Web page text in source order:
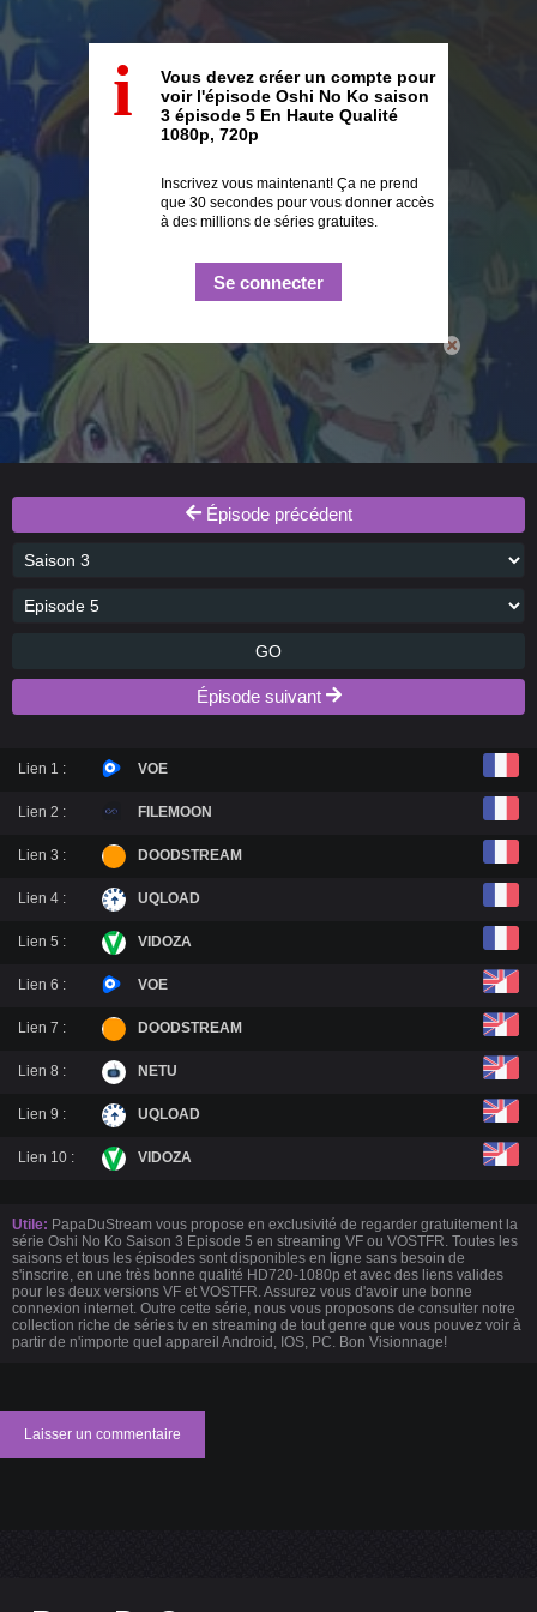
i
Vous devez créer un compte pour
voir l'épisode Oshi No Ko saison
3 épisode 5 En Haute Qualité
1080p, 720p
Inscrivez vous maintenant! Ça ne prend
que 30 secondes pour vous donner accès
à des millions de séries gratuites.
Se connecter
Épisode précédent
GO
Épisode suivant
Lien 1 : VOE
Lien 2 : FILEMOON
Lien 3 : DOODSTREAM
Lien 4 : UQLOAD
Lien 5 : VIDOZA
Lien 6 : VOE
Lien 7 : DOODSTREAM
Lien 8 : NETU
Lien 9 : UQLOAD
Lien 10 : VIDOZA
Utile: PapaDuStream vous propose en exclusivité de regarder gratuitement la
série Oshi No Ko Saison 3 Episode 5 en streaming VF ou VOSTFR. Toutes les
saisons et tous les épisodes sont disponibles en ligne sans besoin de
s'inscrire, en une très bonne qualité HD720-1080p et avec des liens valides
pour les deux versions VF et VOSTFR. Assurez vous d'avoir une bonne
connexion internet. Outre cette série, nous vous proposons de consulter notre
collection riche de séries tv en streaming de tout genre que vous pouvez voir à
partir de n'importe quel appareil Android, IOS, PC. Bon Visionnage!
Laisser un commentaire